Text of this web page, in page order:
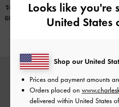
รองเท้าส้นสูงรัดส้นหนังแก้วดีไซน์
อสมมาตรรุ่น Imani- หนังแก้วสีดำ
ร
Looks like you're
United States
Shop our United
Prices and payment amounts
Orders placed on
delivered within United States